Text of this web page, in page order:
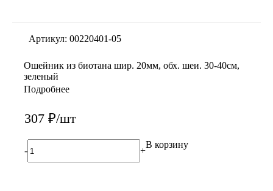
Артикул: 00220401-05
Ошейник из биотана шир. 20мм, обх. шеи. 30-40см,
зеленый
Подробнее
307 ₽/шт
- +
В корзину